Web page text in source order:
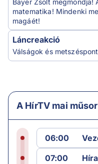
Bayer Zsolt megmondja!
matematika! Mindenki
magáét!
Láncreakció
Válságok és
A HírTV mai
06:00
07:00